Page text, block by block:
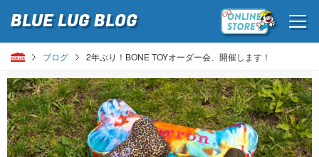
BLUE LUGBLOG
ブログ 2年ぶり！BONE TOYオーダー会、開催します！